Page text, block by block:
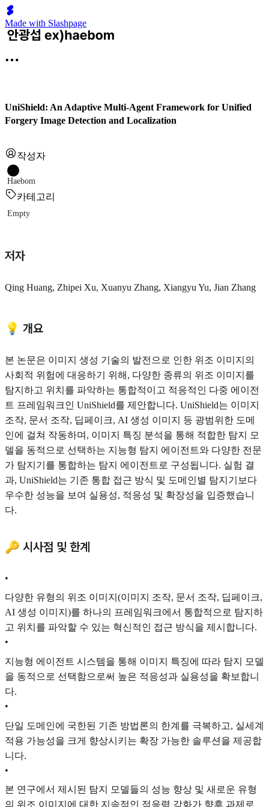
Made with Slashpage
UniShield: An Adaptive Multi-Agent Framework for Unified
Forgery Image Detection and Localization
작성자
Haebom
카테고리
Empty
저자
Qing Huang, Zhipei Xu, Xuanyu Zhang, Xiangyu Yu, Jian Zhang
💡 개요
본 논문은 이미지 생성 기술의 발전으로 인한 위조 이미지의
사회적 위험에 대응하기 위해, 다양한 종류의 위조 이미지를
탐지하고 위치를 파악하는 통합적이고 적응적인 다중 에이전
트 프레임워크인 UniShield를 제안합니다. UniShield는 이미지
조작, 문서 조작, 딥페이크, AI 생성 이미지 등 광범위한 도메
인에 걸쳐 작동하며, 이미지 특징 분석을 통해 적합한 탐지 모
델을 동적으로 선택하는 지능형 탐지 에이전트와 다양한 전문
가 탐지기를 통합하는 탐지 에이전트로 구성됩니다. 실험 결
과, UniShield는 기존 통합 접근 방식 및 도메인별 탐지기보다
우수한 성능을 보여 실용성, 적응성 및 확장성을 입증했습니
다.
🔑 시사점 및 한계
•
다양한 유형의 위조 이미지(이미지 조작, 문서 조작, 딥페이크,
AI 생성 이미지)를 하나의 프레임워크에서 통합적으로 탐지하
고 위치를 파악할 수 있는 혁신적인 접근 방식을 제시합니다.
•
지능형 에이전트 시스템을 통해 이미지 특징에 따라 탐지 모델
을 동적으로 선택함으로써 높은 적응성과 실용성을 확보합니
다.
•
단일 도메인에 국한된 기존 방법론의 한계를 극복하고, 실세계
적용 가능성을 크게 향상시키는 확장 가능한 솔루션을 제공합
니다.
•
본 연구에서 제시된 탐지 모델들의 성능 향상 및 새로운 유형
의 위조 이미지에 대한 지속적인 적응력 강화가 향후 과제로